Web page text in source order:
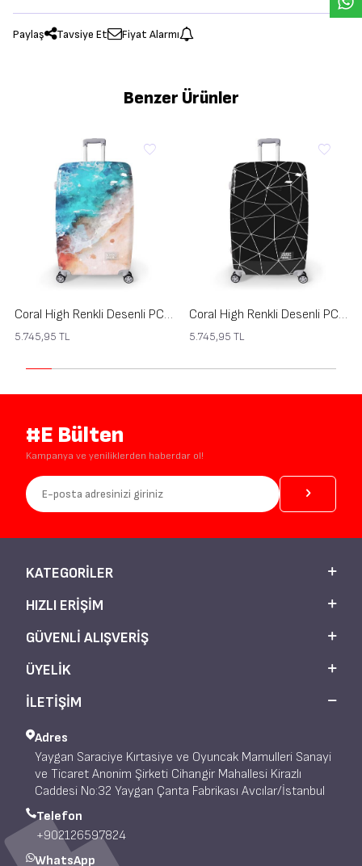
Paylaş Tavsiye Et Fiyat Alarmı
Benzer Ürünler
Coral High Renkli Desenli PC Büyük Boy Valiz (70cm) 16813
5.745,95 TL
Coral High Renkli Desenli PC Büyük Boy Valiz (70cm) 16808
5.745,95 TL
#E Bülten
Kampanya ve yeniliklerden haberdar ol!
KATEGORILER
HIZLI ERIŞIM
GÜVENLI ALIŞVERIŞ
ÜYELIK
İLETİŞİM
Adres
Yaygan Saraciye Kırtasiye ve Oyuncak Mamulleri Sanayi
ve Ticaret Anonim Şirketi Cihangir Mahallesi Kirazlı
Caddesi No:32 Yaygan Çanta Fabrikası Avcılar/İstanbul
Telefon
+902126597824
WhatsApp